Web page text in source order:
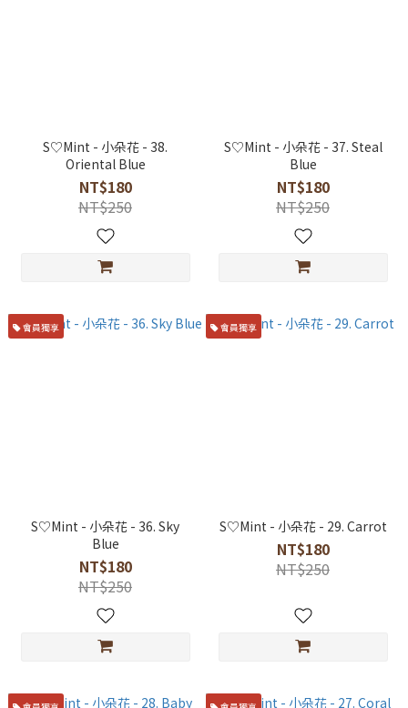
S♡Mint - 小朵花 - 38.
Oriental Blue
NT$180
NT$250
S♡Mint - 小朵花 - 37. Steal
Blue
NT$180
NT$250
會員獨享
S♡Mint - 小朵花 - 36. Sky
Blue
NT$180
NT$250
會員獨享
S♡Mint - 小朵花 - 29. Carrot
NT$180
NT$250